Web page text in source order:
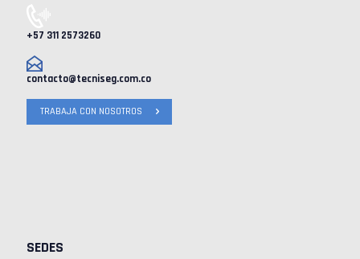
+57 311 2573260
contacto@tecniseg.com.co
TRABAJA CON NOSOTROS
SEDES